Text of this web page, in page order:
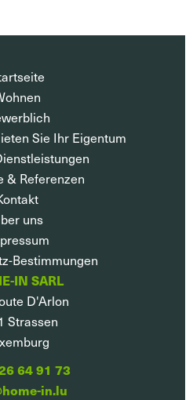
Sie Ihr Eigentum
& Referenzen
uns
Bestimmungen
IN SARL
D'Arlon
Strassen
64 91 73
in.lu